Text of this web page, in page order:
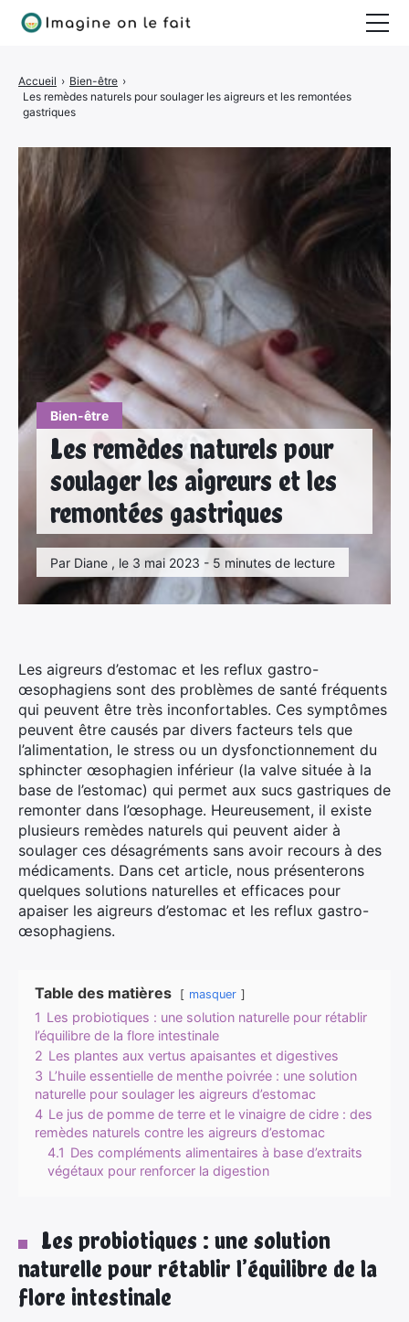
Bien-être
Les remèdes naturels pour
soulager les aigreurs et les
remontées gastriques
Par Diane , le 3 mai 2023 - 5 minutes de lecture
Accueil › Bien-être ›
Les remèdes naturels pour soulager les aigreurs et les remontées
gastriques
Les aigreurs d’estomac et les reflux gastro-
œsophagiens sont des problèmes de santé fréquents
qui peuvent être très inconfortables. Ces symptômes
peuvent être causés par divers facteurs tels que
l’alimentation, le stress ou un dysfonctionnement du
sphincter œsophagien inférieur (la valve située à la
base de l’estomac) qui permet aux sucs gastriques de
remonter dans l’œsophage. Heureusement, il existe
plusieurs remèdes naturels qui peuvent aider à
soulager ces désagréments sans avoir recours à des
médicaments. Dans cet article, nous présenterons
quelques solutions naturelles et efficaces pour
apaiser les aigreurs d’estomac et les reflux gastro-
œsophagiens.
Table des matières masquer
1 Les probiotiques : une solution naturelle pour rétablir
l’équilibre de la flore intestinale
2 Les plantes aux vertus apaisantes et digestives
3 L’huile essentielle de menthe poivrée : une solution
naturelle pour soulager les aigreurs d’estomac
4 Le jus de pomme de terre et le vinaigre de cidre : des
remèdes naturels contre les aigreurs d’estomac
4.1 Des compléments alimentaires à base d’extraits
végétaux pour renforcer la digestion
Les probiotiques : une solution
naturelle pour rétablir l’équilibre de la
flore intestinale
Bricolage
Déco
Quotidien